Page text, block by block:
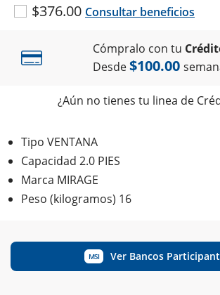
$376.00 Consultar beneficios
Cómpralo con tu
Desde$100.00
¿Aún no tienes tu linea de
Tipo VENTANA
Capacidad 2.0 PIES
Marca MIRAGE
Peso (kilogramos) 16
MSI Ver Bancos